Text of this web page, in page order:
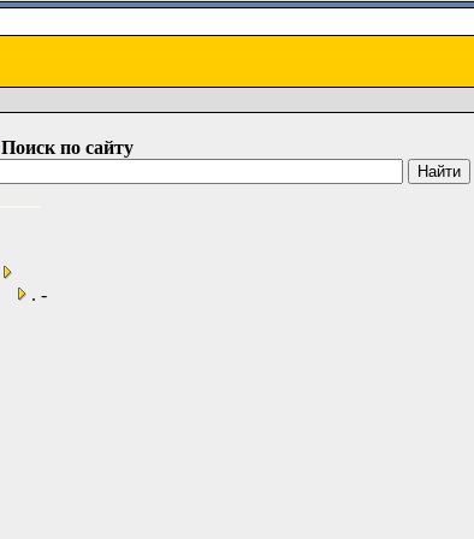
Поиск по сайту
. -